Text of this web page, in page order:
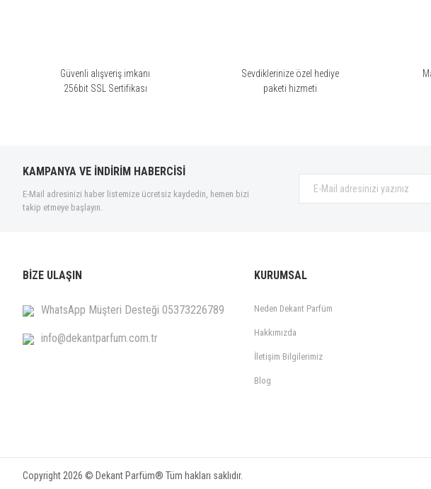
Güvenli alışveriş imkanı
256bit SSL Sertifikası
Sevdiklerinize özel hediye
paketi hizmeti
KAMPANYA VE İNDİRİM HABERCİSİ
E-Mail adresinizi haber listemize ücretsiz kaydedin, hemen bizi
takip etmeye başlayın.
BİZE ULAŞIN
WhatsApp Müşteri Desteği 05373226789
info@dekantparfum.com.tr
KURUMSAL
Neden Dekant Parfüm
Hakkımızda
İletişim Bilgilerimiz
Blog
Copyright 2026 © Dekant Parfüm® Tüm hakları saklıdır.